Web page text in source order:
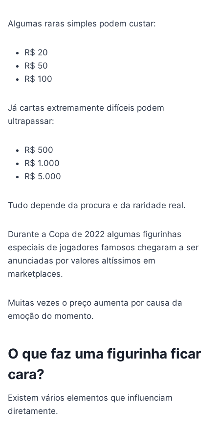
Algumas raras simples podem custar:
R$ 20
R$ 50
R$ 100
Já cartas extremamente difíceis podem
ultrapassar:
R$ 500
R$ 1.000
R$ 5.000
Tudo depende da procura e da raridade real.
Durante a Copa de 2022 algumas figurinhas
especiais de jogadores famosos chegaram a ser
anunciadas por valores altíssimos em
marketplaces.
Muitas vezes o preço aumenta por causa da
emoção do momento.
O que faz uma figurinha ficar
cara?
Existem vários elementos que influenciam
diretamente.